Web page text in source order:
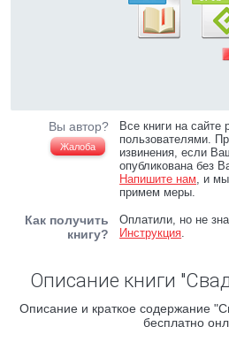
Вы автор?
Жалоба
Все книги на сайте
пользователями.
извинения, если
опубликована без
Напишите нам, и
примем меры.
Как получить
книгу?
Оплатили, но не
Инструкция.
Описание книги
Описание и краткое содержание
бесплатно